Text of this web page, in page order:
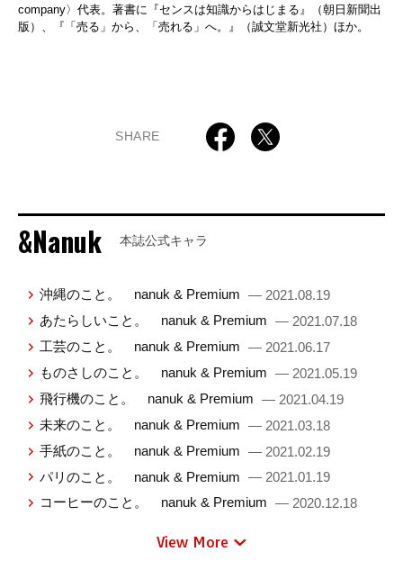
company〉代表。著書に『センスは知識からはじまる』（朝日新聞出
版）、『「売る」から、「売れる」へ。』（誠文堂新光社）ほか。
SHARE
&Nanuk 本誌公式キャラ
沖縄のこと。 nanuk & Premium — 2021.08.19
あたらしいこと。 nanuk & Premium — 2021.07.18
工芸のこと。 nanuk & Premium — 2021.06.17
ものさしのこと。 nanuk & Premium — 2021.05.19
飛行機のこと。 nanuk & Premium — 2021.04.19
未来のこと。 nanuk & Premium — 2021.03.18
手紙のこと。 nanuk & Premium — 2021.02.19
パリのこと。 nanuk & Premium — 2021.01.19
コーヒーのこと。 nanuk & Premium — 2020.12.18
View More